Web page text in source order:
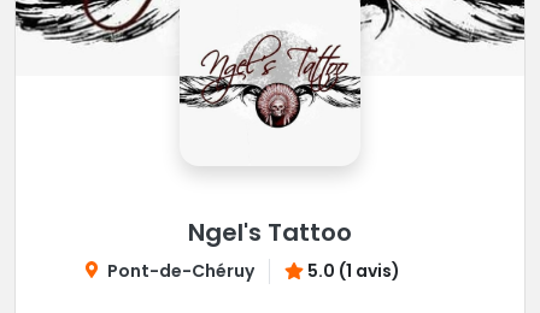
Ngel's Tattoo
Pont-de-Chéruy 5.0 (1 avis)